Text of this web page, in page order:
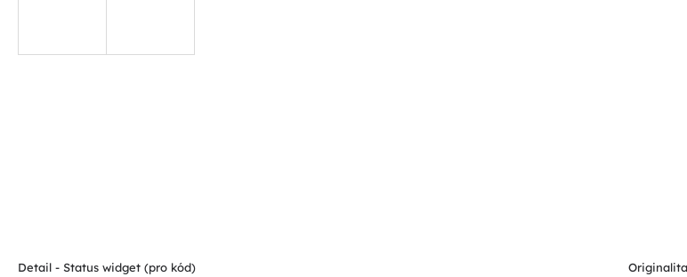
Detail - Status widget (pro kód)